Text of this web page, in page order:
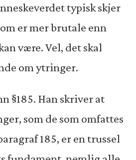
typisk skjer
er mer brutale enn
være. Vel, det skal
om ytringer.
§185. Han skriver at
som de som omfattes
185, er en trussel